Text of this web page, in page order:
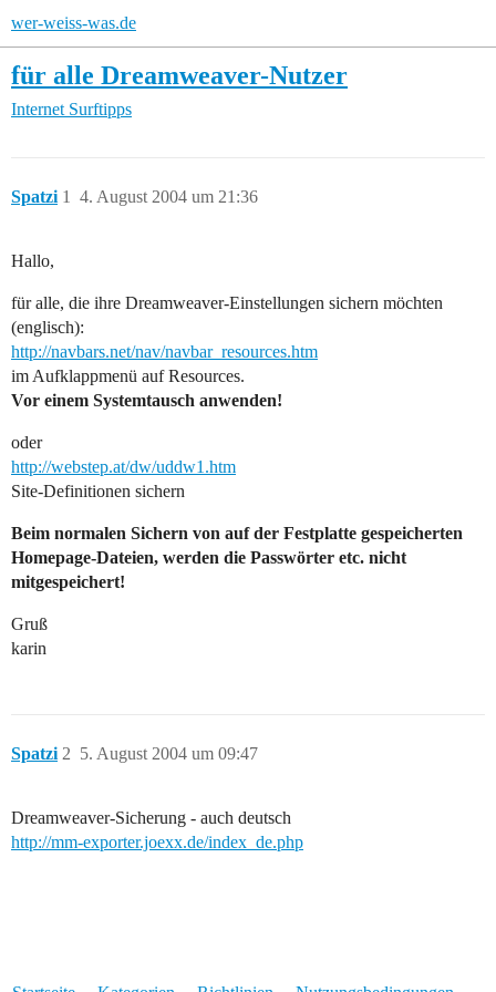
wer-weiss-was.de
für alle Dreamweaver-Nutzer
Internet Surftipps
Spatzi 4. August 2004 um 21:36
1
Hallo,
für alle, die ihre Dreamweaver-Einstellungen sichern möchten
(englisch):
http://navbars.net/nav/navbar_resources.htm
im Aufklappmenü auf Resources.
Vor einem Systemtausch anwenden!
oder
http://webstep.at/dw/uddw1.htm
Site-Definitionen sichern
Beim normalen Sichern von auf der Festplatte gespeicherten
Homepage-Dateien, werden die Passwörter etc. nicht
mitgespeichert!
Gruß
karin
Spatzi 5. August 2004 um 09:47
2
Dreamweaver-Sicherung - auch deutsch
http://mm-exporter.joexx.de/index_de.php